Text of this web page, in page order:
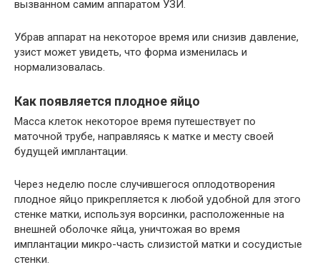
вызванном самим аппаратом УЗИ.
Убрав аппарат на некоторое время или снизив давление,
узист может увидеть, что форма изменилась и
нормализовалась.
Как появляется плодное яйцо
Масса клеток некоторое время путешествует по
маточной трубе, направляясь к матке и месту своей
будущей имплантации.
Через неделю после случившегося оплодотворения
плодное яйцо прикрепляется к любой удобной для этого
стенке матки, используя ворсинки, расположенные на
внешней оболочке яйца, уничтожая во время
имплантации микро-часть слизистой матки и сосудистые
стенки.